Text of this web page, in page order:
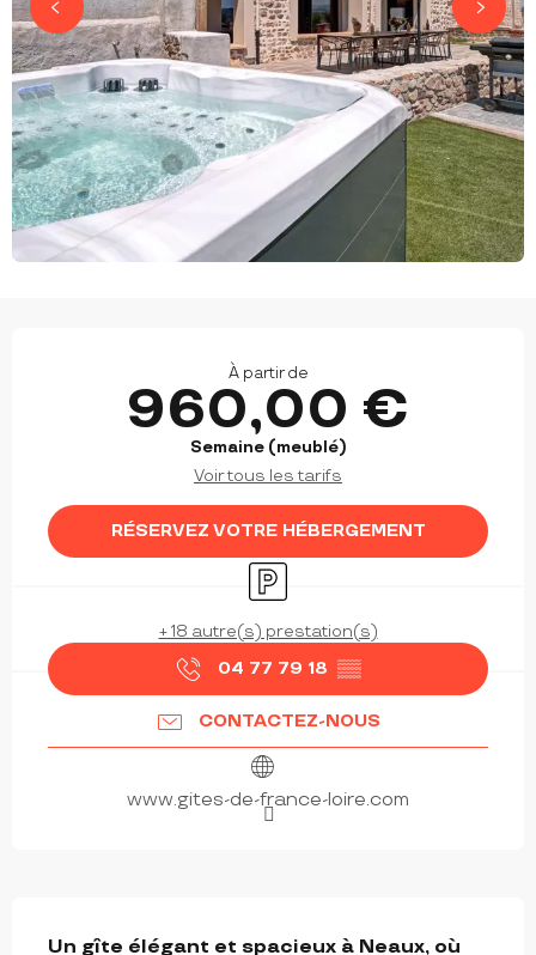
OUVERTURE ET COORDONNÉES
À partir de
960,00 €
Semaine (meublé)
Voir tous les tarifs
RÉSERVEZ VOTRE HÉBERGEMENT
Parking
+ 18 autre(s) prestation(s)
04 77 79 18 ▒▒
CONTACTEZ-NOUS
www.gites-de-france-loire.com
Un gîte élégant et spacieux à Neaux, où